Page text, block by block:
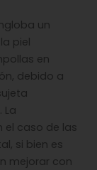
un
piel
en
debido a
La
el caso de las
si bien es
mejorar con